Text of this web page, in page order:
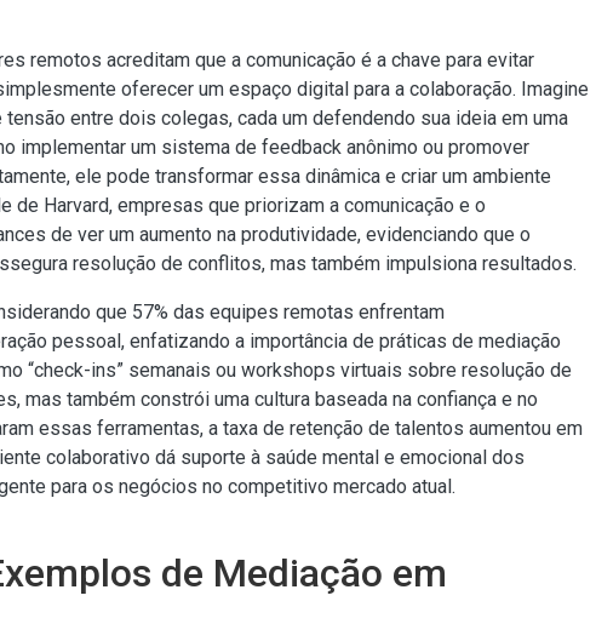
remotos acreditam que a comunicação é a chave para evitar
oferecer um espaço digital para a colaboração. Imagine
entre dois colegas, cada um defendendo sua ideia em uma
implementar um sistema de feedback anônimo ou promover
ele pode transformar essa dinâmica e criar um ambiente
de Harvard, empresas que priorizam a comunicação e o
de ver um aumento na produtividade, evidenciando que o
resolução de conflitos, mas também impulsiona resultados.
que 57% das equipes remotas enfrentam
pessoal, enfatizando a importância de práticas de mediação
“check-ins” semanais ou workshops virtuais sobre resolução de
mas também constrói uma cultura baseada na confiança e no
essas ferramentas, a taxa de retenção de talentos aumentou em
colaborativo dá suporte à saúde mental e emocional dos
para os negócios no competitivo mercado atual.
de Mediação em